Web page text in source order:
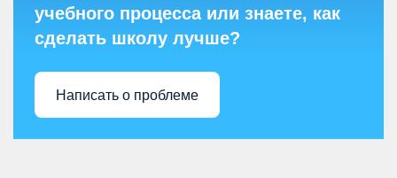
учебного процесса или знаете, как
сделать школу лучше?
Написать о проблеме